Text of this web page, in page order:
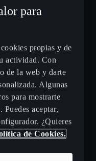
híbridos enchufables
cerca de ti
para
propias y de
actividad. Con
de la web y darte
Algunas
para mostrarte
aceptar,
¿Quieres
de Cookies.